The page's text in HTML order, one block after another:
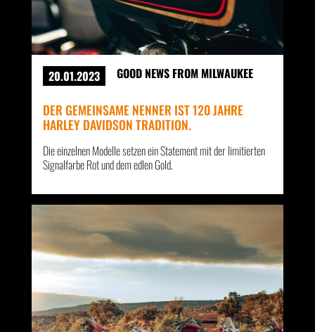
20.01.2023 GOOD NEWS FROM MILWAUKEE
DER GEMEINSAME NENNER IST 120 JAHRE
HARLEY DAVIDSON TRADITION.
Die einzelnen Modelle setzen ein Statement mit der limitierten
Signalfarbe Rot und dem edlen Gold.